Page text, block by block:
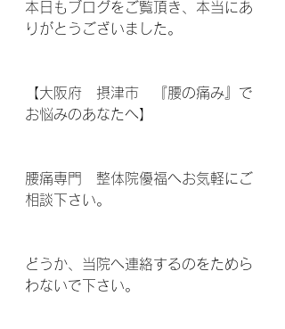
本日もブログをご覧頂き、本当にあ
りがとうございました。
【大阪府　摂津市　『腰の痛み』で
お悩みのあなたへ】
腰痛専門　整体院優福へお気軽にご
相談下さい。
どうか、当院へ連絡するのをためら
わないで下さい。